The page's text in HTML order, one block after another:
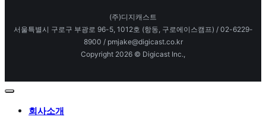
(주)디지캐스트
서울특별시 구로구 부광로 96-5, 1012호 (항동, 구로에이스캠프) / 02-6229-
8900 / pmjake@digicast.co.kr
Copyright 2026 © Digicast Inc.,
회사소개